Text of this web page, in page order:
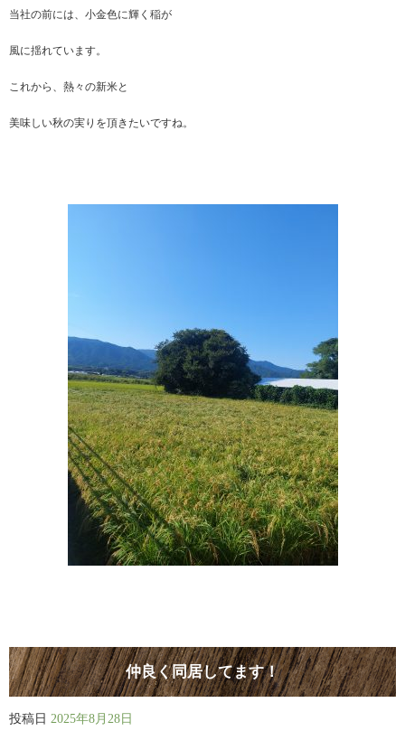
当社の前には、小金色に輝く稲が
風に揺れています。
これから、熱々の新米と
美味しい秋の実りを頂きたいですね。
仲良く同居してます！
投稿日 2025年8月28日